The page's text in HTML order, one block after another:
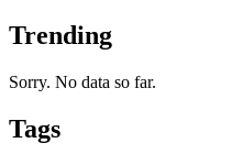
Trending
Sorry. No data so far.
Tags